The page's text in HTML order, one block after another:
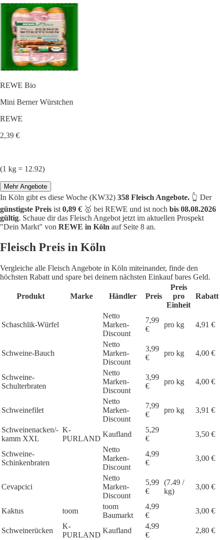
REWE Bio
Mini Berner Würstchen
REWE
2,39 €
(1 kg = 12.92)
Mehr Angebote
In Köln gibt es diese Woche (KW32) 358 Fleisch Angebote. 👆 Der
günstigste Preis ist 0,89 € 🥇 bei REWE und ist noch bis 08.08.2026
gültig. Schaue dir das Fleisch Angebot jetzt im aktuellen Prospekt
"Dein Markt" von REWE in Köln auf Seite 8 an.
Fleisch Preis in Köln
Vergleiche alle Fleisch Angebote in Köln miteinander, finde den
höchsten Rabatt und spare bei deinem nächsten Einkauf bares Geld.
Produkt Marke Händler Preis
Preis
pro
Einheit
Rabatt
Schaschlik-Würfel
Netto
Marken-
Discount
7,99
€
pro kg 4,91 €
Schweine-Bauch
Netto
Marken-
Discount
3,99
€
pro kg 4,00 €
Schweine-
Schulterbraten
Netto
Marken-
Discount
3,99
€
pro kg 4,00 €
Schweinefilet
Netto
Marken-
Discount
7,99
€
pro kg 3,91 €
Schweinenacken/-
kamm XXL
K-
PURLAND
Kaufland
5,29
€
3,50 €
Schweine-
Schinkenbraten
Netto
Marken-
Discount
4,99
€
3,00 €
Cevapcici
Netto
Marken-
Discount
5,99
€
(7.49 /
kg)
3,00 €
Kaktus toom
toom
Baumarkt
4,99
€
3,00 €
Schweinerücken
K-
PURLAND
Kaufland
4,99
€
2,80 €